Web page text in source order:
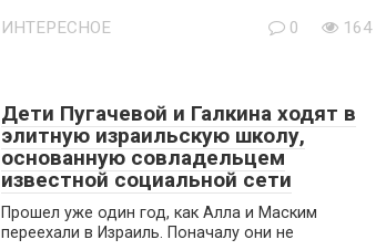
ИНТЕРЕСНОЕ 0 164
Дети Пугачевой и Галкина ходят в
элитную израильскую школу,
основанную совладельцем
известной социальной сети
Прошел уже один год, как Алла и Маским
переехали в Израиль. Поначалу они не